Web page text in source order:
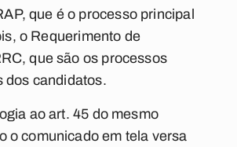
que é o processo principal
o Requerimento de
que são os processos
dos candidatos.
ao art. 45 do mesmo
o comunicado em tela versa